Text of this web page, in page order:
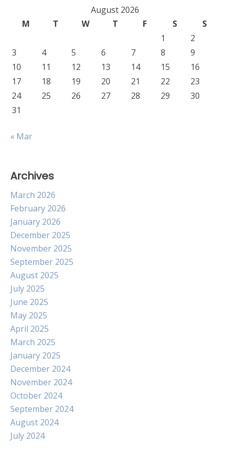
August 2026
M
T W T F S
S
1
2
3
4 5 6 7 8
9
10
11 12 13 14 15
16
17
18 19 20 21 22
23
24
25 26 27 28 29
30
31
« Mar
Archives
March 2026
February 2026
January 2026
December 2025
November 2025
September 2025
August 2025
July 2025
June 2025
May 2025
April 2025
March 2025
January 2025
December 2024
November 2024
October 2024
September 2024
August 2024
July 2024